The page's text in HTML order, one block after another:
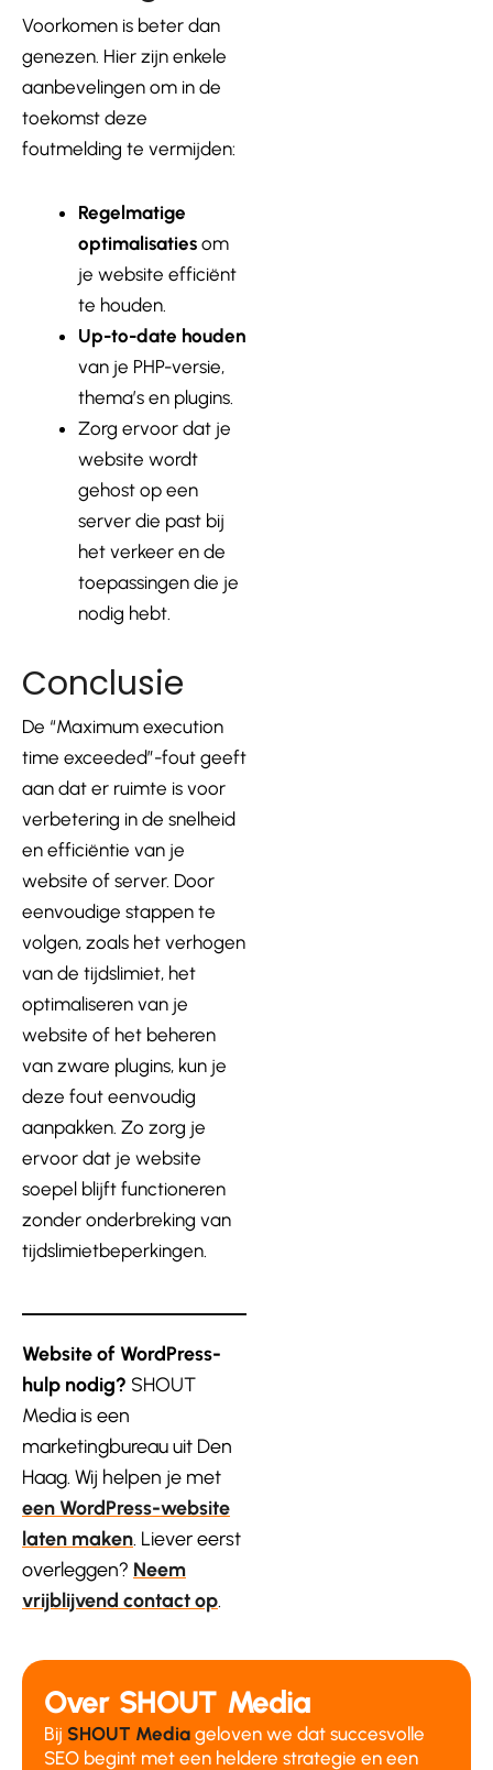
Voorkomen is beter dan
genezen. Hier zijn enkele
aanbevelingen om in de
toekomst deze
foutmelding te vermijden:
Regelmatige
optimalisaties om
je website efficiënt
te houden.
Up-to-date houden
van je PHP-versie,
thema’s en plugins.
Zorg ervoor dat je
website wordt
gehost op een
server die past bij
het verkeer en de
toepassingen die je
nodig hebt.
Conclusie
De “Maximum execution
time exceeded”-fout geeft
aan dat er ruimte is voor
verbetering in de snelheid
en efficiëntie van je
website of server. Door
eenvoudige stappen te
volgen, zoals het verhogen
van de tijdslimiet, het
optimaliseren van je
website of het beheren
van zware plugins, kun je
deze fout eenvoudig
aanpakken. Zo zorg je
ervoor dat je website
soepel blijft functioneren
zonder onderbreking van
tijdslimietbeperkingen.
Website of WordPress-
hulp nodig? SHOUT
Media is een
marketingbureau uit Den
Haag. Wij helpen je met
een WordPress-website
laten maken . Liever eerst
overleggen? Neem
vrijblijvend contact op
Over SHOUT Media
Bij SHOUT Media geloven we dat succesvolle
SEO begint met een heldere strategie en een